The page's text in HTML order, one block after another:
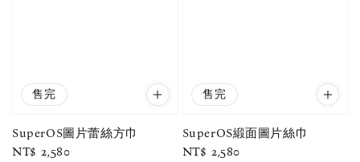
售完
SuperOS圖片蕾絲方巾
Regular
NT$ 2,580
售完
SuperOS緞面圖片絲巾
Regular
NT$ 2,580